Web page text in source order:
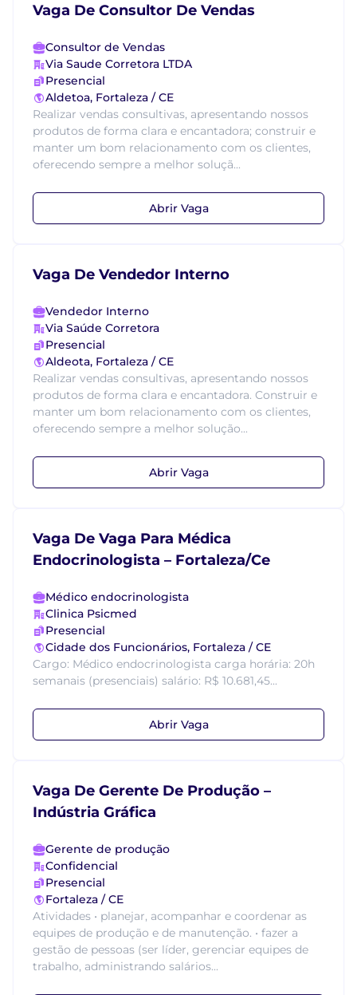
Vaga De Consultor De Vendas
Consultor de Vendas
Via Saude Corretora LTDA
Presencial
Aldetoa, Fortaleza / CE
Realizar vendas consultivas, apresentando nossos
produtos de forma clara e encantadora; construir e
manter um bom relacionamento com os clientes,
oferecendo sempre a melhor soluçã...
Abrir Vaga
Vaga De Vendedor Interno
Vendedor Interno
Via Saúde Corretora
Presencial
Aldeota, Fortaleza / CE
Realizar vendas consultivas, apresentando nossos
produtos de forma clara e encantadora. Construir e
manter um bom relacionamento com os clientes,
oferecendo sempre a melhor solução...
Abrir Vaga
Vaga De Vaga Para Médica
Endocrinologista – Fortaleza/Ce
Médico endocrinologista
Clinica Psicmed
Presencial
Cidade dos Funcionários, Fortaleza / CE
Cargo: Médico endocrinologista carga horária: 20h
semanais (presenciais) salário: R$ 10.681,45...
Abrir Vaga
Vaga De Gerente De Produção –
Indústria Gráfica
Gerente de produção
Confidencial
Presencial
Fortaleza / CE
Atividades • planejar, acompanhar e coordenar as
equipes de produção e de manutenção. • fazer a
gestão de pessoas (ser líder, gerenciar equipes de
trabalho, administrando salários...